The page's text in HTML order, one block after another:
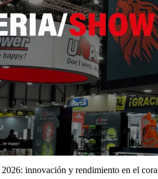
innovación y rendimiento en el